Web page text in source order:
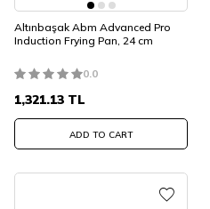
Altınbaşak Abm Advanced Pro
Induction Frying Pan, 24 cm
0.0
1,321.13 TL
ADD TO CART